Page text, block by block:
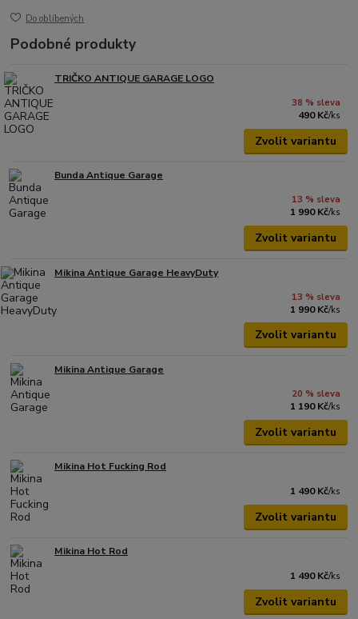
Do oblíbených
Podobné produkty
TRIČKO ANTIQUE GARAGE LOGO
38 % sleva
490 Kč/ks
Zvolit variantu
Bunda Antique Garage
13 % sleva
1 990 Kč/ks
Zvolit variantu
Mikina Antique Garage HeavyDuty
13 % sleva
1 990 Kč/ks
Zvolit variantu
Mikina Antique Garage
20 % sleva
1 190 Kč/ks
Zvolit variantu
Mikina Hot Fucking Rod
1 490 Kč/ks
Zvolit variantu
Mikina Hot Rod
1 490 Kč/ks
Zvolit variantu